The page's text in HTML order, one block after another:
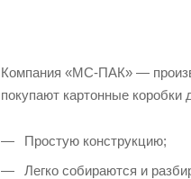
Компания «МС-ПАК» —
покупают картонные
Простую конструкцию;
Легко собираются и